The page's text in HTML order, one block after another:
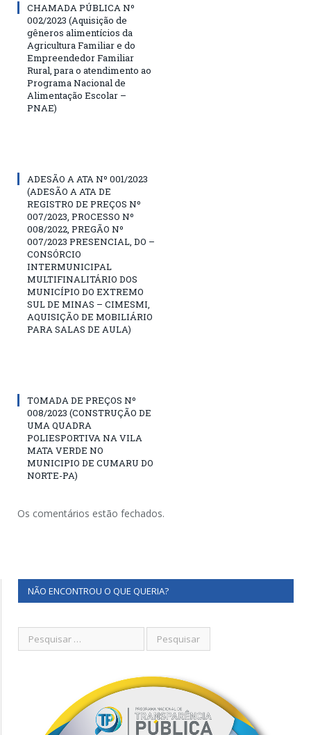
CHAMADA PÚBLICA Nº
002/2023 (Aquisição de
gêneros alimentícios da
Agricultura Familiar e do
Empreendedor Familiar
Rural, para o atendimento ao
Programa Nacional de
Alimentação Escolar –
PNAE)
ADESÃO A ATA Nº 001/2023
(ADESÃO A ATA DE
REGISTRO DE PREÇOS Nº
007/2023, PROCESSO Nº
008/2022, PREGÃO Nº
007/2023 PRESENCIAL, DO –
CONSÓRCIO
INTERMUNICIPAL
MULTIFINALITÁRIO DOS
MUNICÍPIO DO EXTREMO
SUL DE MINAS – CIMESMI,
AQUISIÇÃO DE MOBILIÁRIO
PARA SALAS DE AULA)
TOMADA DE PREÇOS Nº
008/2023 (CONSTRUÇÃO DE
UMA QUADRA
POLIESPORTIVA NA VILA
MATA VERDE NO
MUNICIPIO DE CUMARU DO
NORTE-PA)
Os comentários estão fechados.
NÃO ENCONTROU O QUE QUERIA?